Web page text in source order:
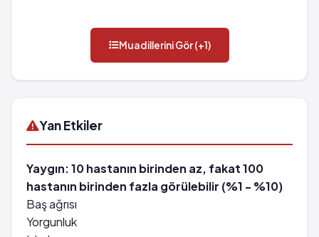
Muadillerini Gör (+1)
Yan Etkiler
Yaygın: 10 hastanın birinden az, fakat 100
hastanın birinden fazla görülebilir (%1 - %10)
Baş ağrısı
Yorgunluk